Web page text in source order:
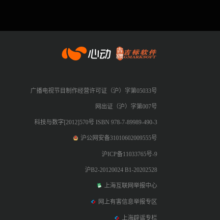
广播电视节目制作经营许可证（沪）字第05033号
网出证（沪）字第007号
科技与数字[2012]570号 ISBN 978-7-89989-490-3
沪公网安备31010602009555号
沪ICP备11033765号-9
沪B2-20120024 B1-20202528
上海互联网举报中心
网上有害信息举报专区
上海辟谣专栏
心动网络